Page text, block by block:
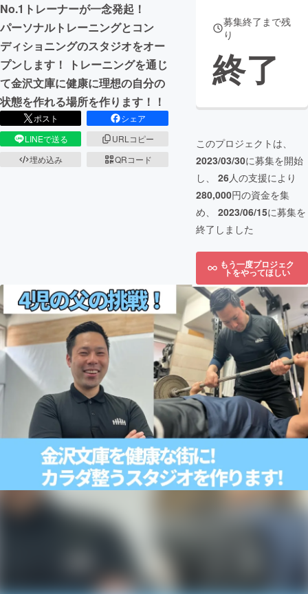
No.1トレーナーが一念発起！
パーソナルトレーニングとコン
ディショニングのスタジオをオー
プンします！ トレーニングを通じ
て金沢文庫に健康に理想の自分の
状態を作れる場所を作ります！！
ポスト
シェア
LINEで送る
URLコピー
埋め込み
QRコード
募集終了まで残
り
終了
このプロジェクトは、
2023/03/30に募集を開始
し、 26人の支援により
280,000円の資金を集
め、 2023/06/15に募集を
終了しました
もう一度プロジェク
トをやってほしい